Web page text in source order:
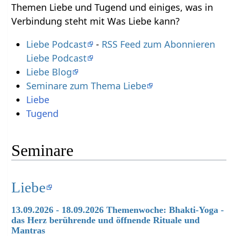
Themen Liebe und Tugend und einiges, was in
Verbindung steht mit Was Liebe kann?
Liebe Podcast
- RSS Feed zum Abonnieren
Liebe Podcast
Liebe Blog
Seminare zum Thema Liebe
Liebe
Tugend
Seminare
Liebe
13.09.2026 - 18.09.2026 Themenwoche: Bhakti-Yoga -
das Herz berührende und öffnende Rituale und
Mantras